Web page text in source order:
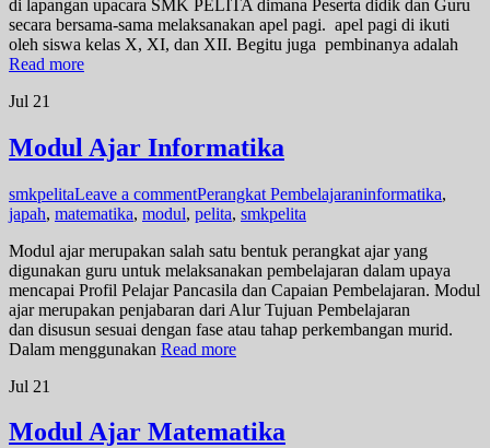
di lapangan upacara SMK PELITA dimana Peserta didik dan Guru
secara bersama-sama melaksanakan apel pagi. apel pagi di ikuti
oleh siswa kelas X, XI, dan XII. Begitu juga pembinanya adalah
Read more
Jul 21
Modul Ajar Informatika
smkpelitaLeave a commentPerangkat Pembelajaraninformatika,
japah, matematika, modul, pelita, smkpelita
Modul ajar merupakan salah satu bentuk perangkat ajar yang
digunakan guru untuk melaksanakan pembelajaran dalam upaya
mencapai Profil Pelajar Pancasila dan Capaian Pembelajaran. Modul
ajar merupakan penjabaran dari Alur Tujuan Pembelajaran
dan disusun sesuai dengan fase atau tahap perkembangan murid.
Dalam menggunakan Read more
Jul 21
Modul Ajar Matematika